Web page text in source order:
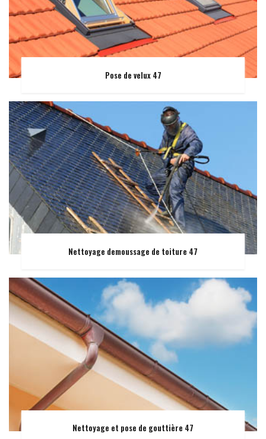
Pose de velux 47
Nettoyage demoussage de toiture 47
Nettoyage et pose de gouttière 47